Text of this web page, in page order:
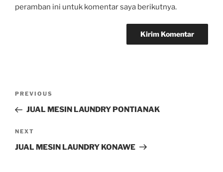
peramban ini untuk komentar saya berikutnya.
PREVIOUS
JUAL MESIN LAUNDRY PONTIANAK
NEXT
JUAL MESIN LAUNDRY KONAWE